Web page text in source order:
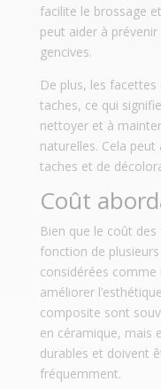
facilite le brossage
peut aider à
gencives.
De plus, les
taches, ce qui
nettoyer et à
naturelles. Cela peut
taches et de
Coût
Bien que le coût
fonction de
considérées
améliorer
composite sont
en céramique, mais
durables et doivent
fréquemment.